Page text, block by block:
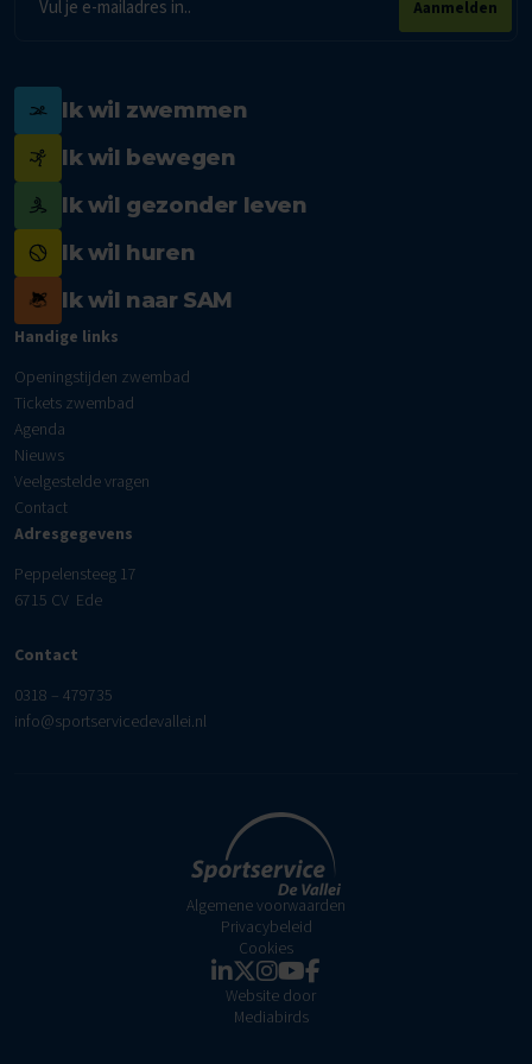
mailadres
Aanmelden
Ik wil zwemmen
Ik wil bewegen
Ik wil gezonder leven
Ik wil huren
Ik wil naar SAM
Handige links
Openingstijden zwembad
Tickets zwembad
Agenda
Nieuws
Veelgestelde vragen
Contact
Adresgegevens
Peppelensteeg 17
6715 CV Ede
Contact
0318 – 479735
info@sportservicedevallei.nl
Algemene voorwaarden
Privacybeleid
Cookies
Website door
Mediabirds